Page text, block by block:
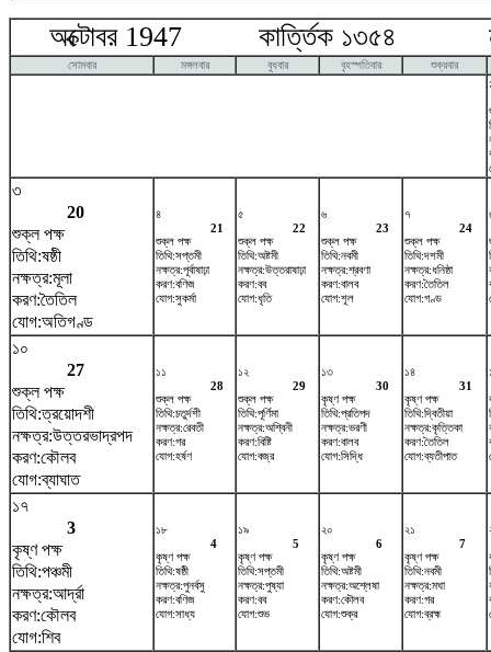
অক্টোবর 1947 কার্ত্তিক ১৩৫৪
সোমবার মঙ্গলবার বুধবার বৃহস্পতিবার
শুক্রবার
৩
20
শুক্ল পক্ষ
তিথি:ষষ্ঠী
নক্ষত্র:মূলা
করণ:তৈতিল
যোগ:অতিগণ্ড
৪
21
শুক্ল পক্ষ
তিথি:সপ্তমী
নক্ষত্র:পূর্বাষাঢ়া
করণ:বণিজ
যোগ:সুকর্মা
৫
22
শুক্ল পক্ষ
তিথি:অষ্টমী
নক্ষত্র:উত্তরাষাঢ়া
করণ:বব
যোগ:ধৃতি
৬
23
শুক্ল পক্ষ
তিথি:নবমী
নক্ষত্র:শ্রবণা
করণ:বালব
যোগ:শূল
৭
24
শুক্ল পক্ষ
তিথি:দশমী
নক্ষত্র:ধনিষ্ঠা
করণ:তৈতিল
যোগ:গণ্ড
১০
27
শুক্ল পক্ষ
তিথি:ত্রয়োদশী
নক্ষত্র:উত্তরভাদ্রপদ
করণ:কৌলব
যোগ:ব্যাঘাত
১১
28
শুক্ল পক্ষ
তিথি:চতুর্দশী
নক্ষত্র:রেবতী
করণ:গর
যোগ:হর্ষণ
১২
29
শুক্ল পক্ষ
তিথি:পূর্ণিমা
নক্ষত্র:অশ্বিনী
করণ:বিষ্টি
যোগ:বজ্র
১৩
30
কৃষ্ণ পক্ষ
তিথি:প্রতিপদ
নক্ষত্র:ভরণী
করণ:বালব
যোগ:সিদ্ধি
১৪
31
কৃষ্ণ পক্ষ
তিথি:দ্বিতীয়া
নক্ষত্র:কৃত্তিকা
করণ:তৈতিল
যোগ:ব্যতীপাত
১৭
3
কৃষ্ণ পক্ষ
তিথি:পঞ্চমী
নক্ষত্র:আর্দ্রা
করণ:কৌলব
যোগ:শিব
১৮
4
কৃষ্ণ পক্ষ
তিথি:ষষ্ঠী
নক্ষত্র:পুনর্বসু
করণ:বণিজ
যোগ:সাধ্য
১৯
5
কৃষ্ণ পক্ষ
তিথি:সপ্তমী
নক্ষত্র:পুষ্যা
করণ:বব
যোগ:শুভ
২০
6
কৃষ্ণ পক্ষ
তিথি:অষ্টমী
নক্ষত্র:অশ্লেষা
করণ:কৌলব
যোগ:শুক্র
২১
7
কৃষ্ণ পক্ষ
তিথি:নবমী
নক্ষত্র:মঘা
করণ:গর
যোগ:ব্রহ্ম